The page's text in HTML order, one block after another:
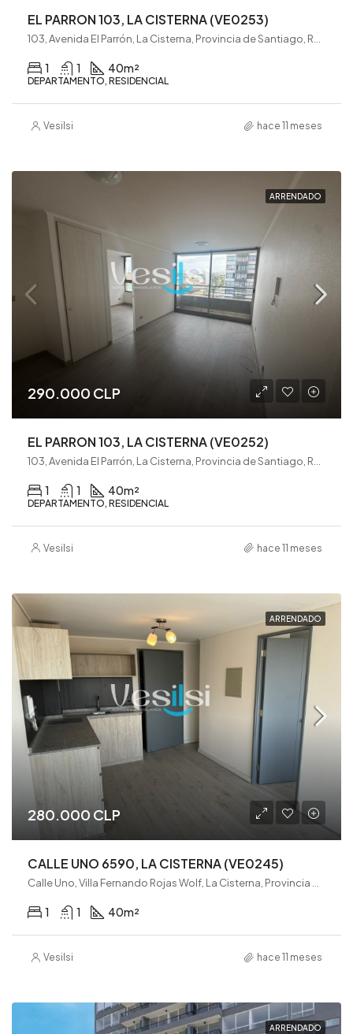
EL PARRON 103, LA CISTERNA (VE0253)
1 1 40m²
DEPARTAMENTO, RESIDENCIAL
Vesilsi hace 11 meses
ARRENDADO
290.000 CLP
EL PARRON 103, LA CISTERNA (VE0252)
1 1 40m²
DEPARTAMENTO, RESIDENCIAL
Vesilsi hace 11 meses
ARRENDADO
280.000 CLP
CALLE UNO 6590, LA CISTERNA (VE0245)
1 1 40m²
Vesilsi hace 11 meses
ARRENDADO